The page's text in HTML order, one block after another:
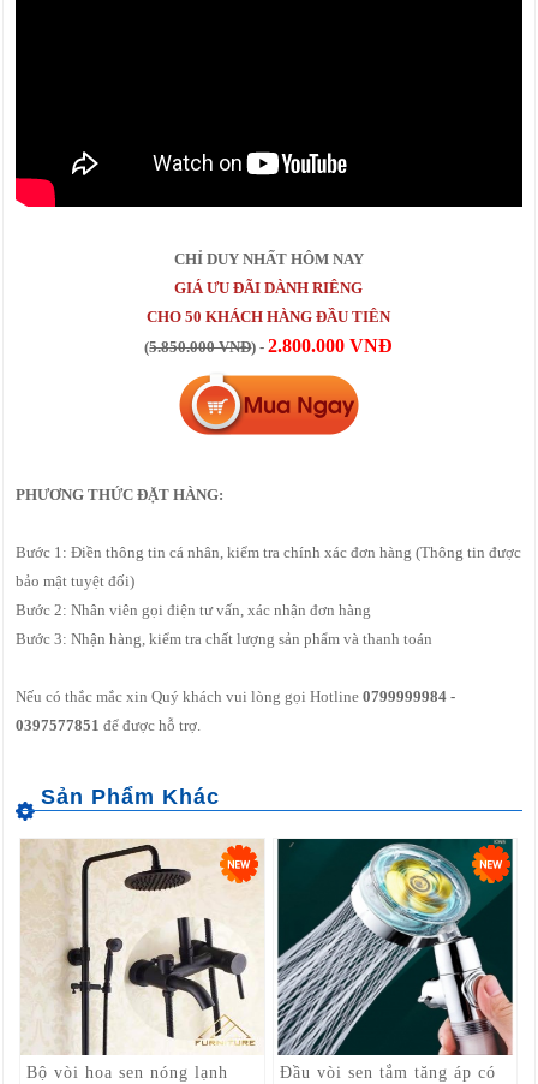
CHỈ DUY NHẤT HÔM NAY
GIÁ ƯU ĐÃI DÀNH RIÊNG
CHO 50 KHÁCH HÀNG ĐẦU TIÊN
(5.850.000 VNĐ) -2.800.000 VNĐ
PHƯƠNG THỨC ĐẶT HÀNG:
Bước 1: Điền thông tin cá nhân, kiểm tra chính xác đơn hàng (Thông tin được
bảo mật tuyệt đối)
Bước 2: Nhân viên gọi điện tư vấn, xác nhận đơn hàng
Bước 3: Nhận hàng, kiểm tra chất lượng sản phẩm và thanh toán
Nếu có thắc mắc xin Quý khách vui lòng gọi Hotline0799999984 -
0397577851 để được hỗ trợ.
Bộ vòi hoa sen nóng lạnh
Đầu vòi sen tắm tăng áp có